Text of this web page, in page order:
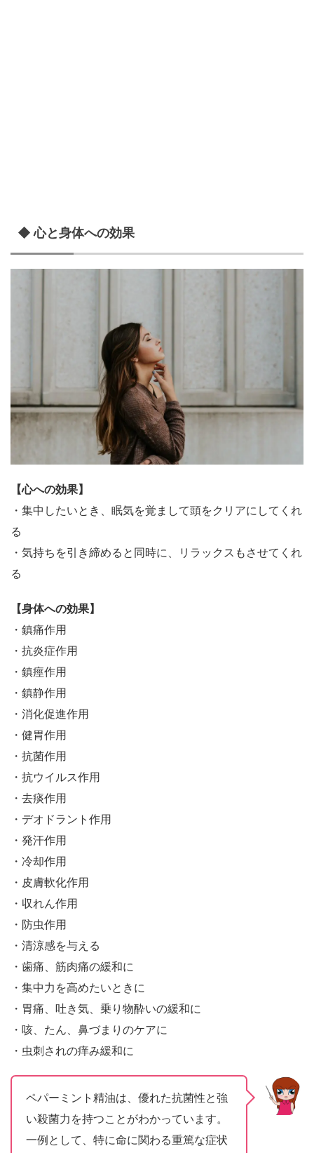
◆ 心と身体への効果
【心への効果】
・集中したいとき、眠気を覚まして頭をクリアにしてくれ
る
・気持ちを引き締めると同時に、リラックスもさせてくれ
る
【身体への効果】
・鎮痛作用
・抗炎症作用
・鎮痙作用
・鎮静作用
・消化促進作用
・健胃作用
・抗菌作用
・抗ウイルス作用
・去痰作用
・デオドラント作用
・発汗作用
・冷却作用
・皮膚軟化作用
・収れん作用
・防虫作用
・清涼感を与える
・歯痛、筋肉痛の緩和に
・集中力を高めたいときに
・胃痛、吐き気、乗り物酔いの緩和に
・咳、たん、鼻づまりのケアに
・虫刺されの痒み緩和に
ペパーミント精油は、優れた抗菌性と強
い殺菌力を持つことがわかっています。
一例として、特に命に関わる重篤な症状